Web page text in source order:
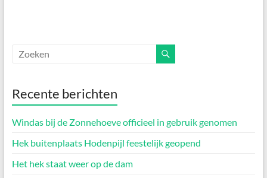
Recente berichten
Windas bij de Zonnehoeve officieel in gebruik genomen
Hek buitenplaats Hodenpijl feestelijk geopend
Het hek staat weer op de dam